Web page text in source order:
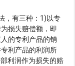
，有三种：1)以专
损失赔偿额，即
的专利产品的销
利产品的利润所
利润作为损失的赔